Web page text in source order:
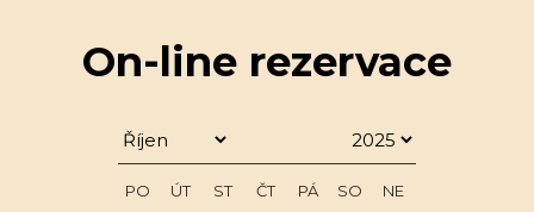
On-line rezervace
PO ÚT ST ČT PÁ SO NE